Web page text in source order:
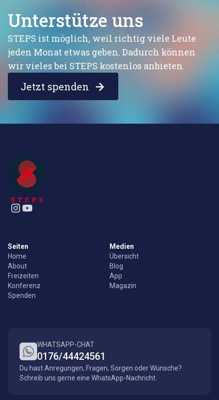
Unterstütze uns
STEPS ist möglich, weil richtig viele Leute
jeden Monat etwas geben. Dadurch können
wir vieles bei STEPS kostenlos anbieten.
Jetzt spenden
Seiten
Home
About
Freizeiten
Konferenz
Spenden
Medien
Übersicht
Blog
App
Magazin
WHATSAPP-CHAT
0176/44424561
Du hast Anregungen, Fragen, Sorgen oder Wünsche?
Schreib uns gerne eine WhatsApp-Nachricht.